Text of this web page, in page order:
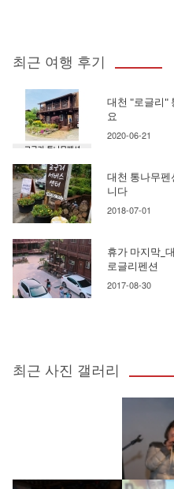
최근 여행 후기
대천 "로글리"
요
2020-06-21
대천 통나무
니다
2018-07-01
휴가 마지막_
로글리펜션
2017-08-30
최근 사진 갤러리